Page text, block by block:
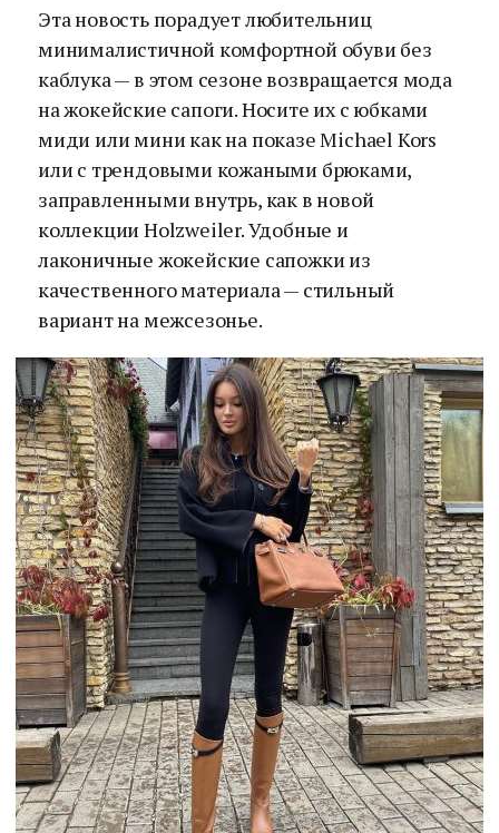
Эта новость порадует любительниц
минималистичной комфортной обуви без
каблука — в этом сезоне возвращается мода
на жокейские сапоги. Носите их с юбками
миди или мини как на показе Michael Kors
или с трендовыми кожаными брюками,
заправленными внутрь, как в новой
коллекции Holzweiler. Удобные и
лаконичные жокейские сапожки из
качественного материала — стильный
вариант на межсезонье.